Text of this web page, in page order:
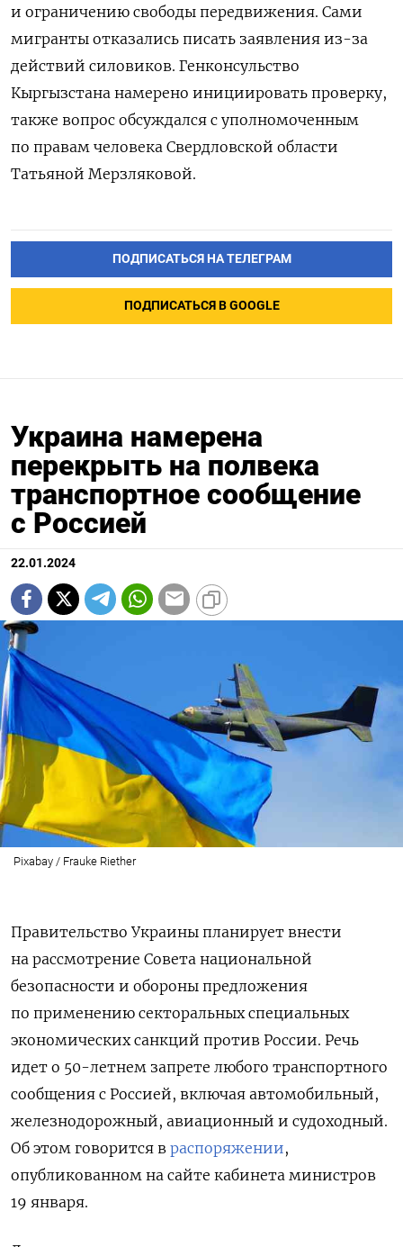
и ограничению свободы передвижения. Сами
мигранты отказались писать заявления из-за
действий силовиков. Генконсульство
Кыргызстана намерено инициировать проверку,
также вопрос обсуждался с уполномоченным
по правам человека Свердловской области
Татьяной Мерзляковой.
ПОДПИСАТЬСЯ НА ТЕЛЕГРАМ
ПОДПИСАТЬСЯ В GOOGLE
Украина намерена
перекрыть на полвека
транспортное сообщение
с Россией
22.01.2024
Pixabay / Frauke Riether
Правительство Украины планирует внести
на рассмотрение Совета национальной
безопасности и обороны предложения
по применению секторальных специальных
экономических санкций против России. Речь
идет о 50-летнем запрете любого транспортного
сообщения с Россией, включая автомобильный,
железнодорожный, авиационный и судоходный.
Об этом говорится в распоряжении,
опубликованном на сайте кабинета министров
19 января.